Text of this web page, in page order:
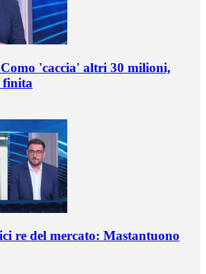
'caccia' altri 30 milioni,
finita
re del mercato: Mastantuono